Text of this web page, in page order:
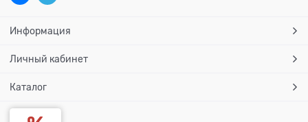
Информация
Личный кабинет
Каталог